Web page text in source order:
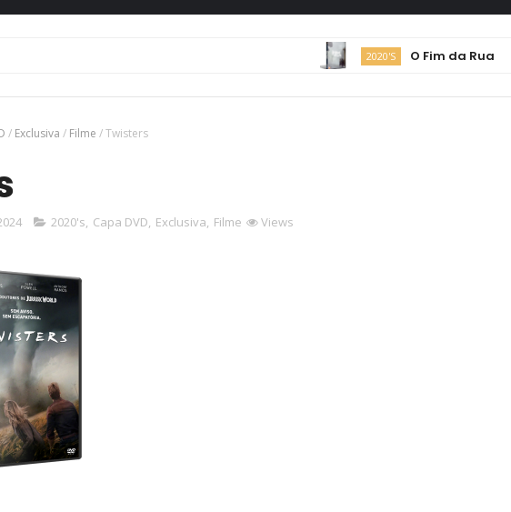
2020'S O Fim da Rua
/ Exclusiva / Filme /Twisters
2020's, Capa DVD, Exclusiva, Filme Views